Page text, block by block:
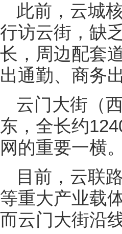
此前，云城
行访云街，缺
长，周边配套
出通勤、商务
云门大街（
东，全长约
网的重要一横。
目前，云联
等重大产业载
而云门大街沿